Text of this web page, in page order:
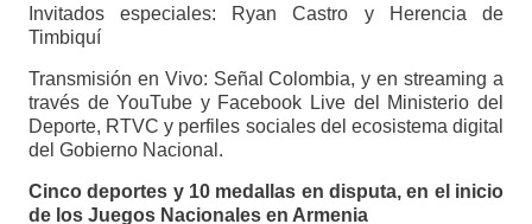
Invitados especiales: Ryan Castro y Herencia de
Timbiquí
Transmisión en Vivo: Señal Colombia, y en streaming a
través de YouTube y Facebook Live del Ministerio del
Deporte, RTVC y perfiles sociales del ecosistema digital
del Gobierno Nacional.
Cinco deportes y 10 medallas en disputa, en el inicio
de los Juegos Nacionales en Armenia